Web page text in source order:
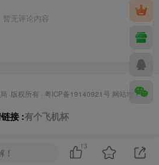
暂无评论内容
·版权所有 · 粤ICP备19140921号 网站地图
接 :有个飞机杯
13